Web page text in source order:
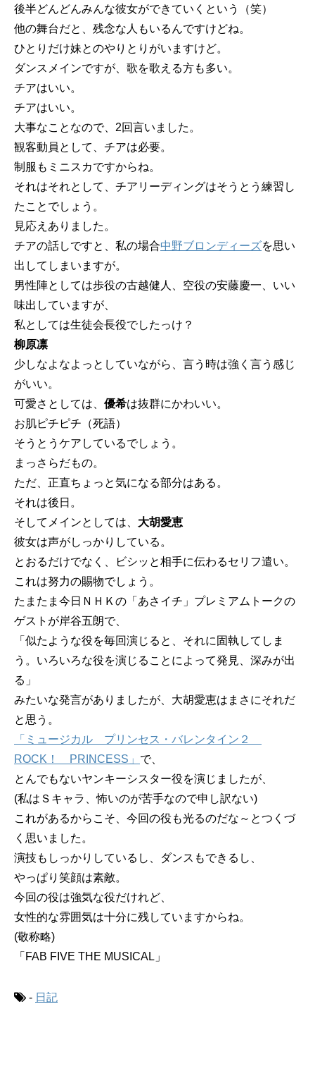
後半どんどんみんな彼女ができていくという（笑）
他の舞台だと、残念な人もいるんですけどね。
ひとりだけ妹とのやりとりがいますけど。
ダンスメインですが、歌を歌える方も多い。
チアはいい。
チアはいい。
大事なことなので、2回言いました。
観客動員として、チアは必要。
制服もミニスカですからね。
それはそれとして、チアリーディングはそうとう練習し
たことでしょう。
見応えありました。
チアの話しですと、私の場合中野ブロンディーズを思い
出してしまいますが。
男性陣としては歩役の古越健人、空役の安藤慶一、いい
味出していますが、
私としては生徒会長役でしたっけ？
柳原凛
少しなよなよっとしていながら、言う時は強く言う感じ
がいい。
可愛さとしては、 優希は抜群にかわいい。
お肌ピチピチ（死語）
そうとうケアしているでしょう。
まっさらだもの。
ただ、正直ちょっと気になる部分はある。
それは後日。
そしてメインとしては、 大胡愛恵
彼女は声がしっかりしている。
とおるだけでなく、ビシッと相手に伝わるセリフ遣い。
これは努力の賜物でしょう。
たまたま今日ＮＨＫの「あさイチ」プレミアムトークの
ゲストが岸谷五朗で、
「似たような役を毎回演じると、それに固執してしま
う。いろいろな役を演じることによって発見、深みが出
る」
みたいな発言がありましたが、大胡愛恵はまさにそれだ
と思う。
「ミュージカル プリンセス・バレンタイン２
ROCK！ PRINCESS」 で、
とんでもないヤンキーシスター役を演じましたが、
(私はＳキャラ、怖いのが苦手なので申し訳ない)
これがあるからこそ、今回の役も光るのだな～とつくづ
く思いました。
演技もしっかりしているし、ダンスもできるし、
やっぱり笑顔は素敵。
今回の役は強気な役だけれど、
女性的な雰囲気は十分に残していますからね。
(敬称略)
「FAB FIVE THE MUSICAL」
- 日記